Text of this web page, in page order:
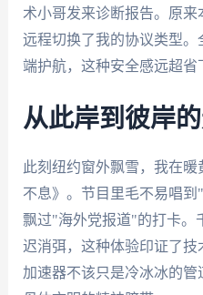
术小哥发来诊断报告。原来
远程切换了我的协议类型
端护航，这种安全感远超省
从此岸到彼岸
此刻纽约窗外飘雪，我在
不息》。节目里毛不易唱
飘过"海外党报道"的打卡。
迟消弭，这种体验印证了技
加速器不该只是冷冰冰的